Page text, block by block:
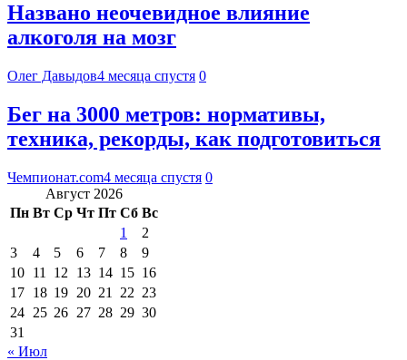
Названо неочевидное влияние
алкоголя на мозг
Олег Давыдов4 месяца спустя 0
Бег на 3000 метров: нормативы,
техника, рекорды, как подготовиться
Чемпионат.com4 месяца спустя 0
Август 2026
Пн Вт Ср Чт Пт Сб Вс
1
2
3
4 5 6 7 8
9
10 11 12 13 14 15 16
17 18 19 20 21 22 23
24 25 26 27 28 29 30
31
« Июл